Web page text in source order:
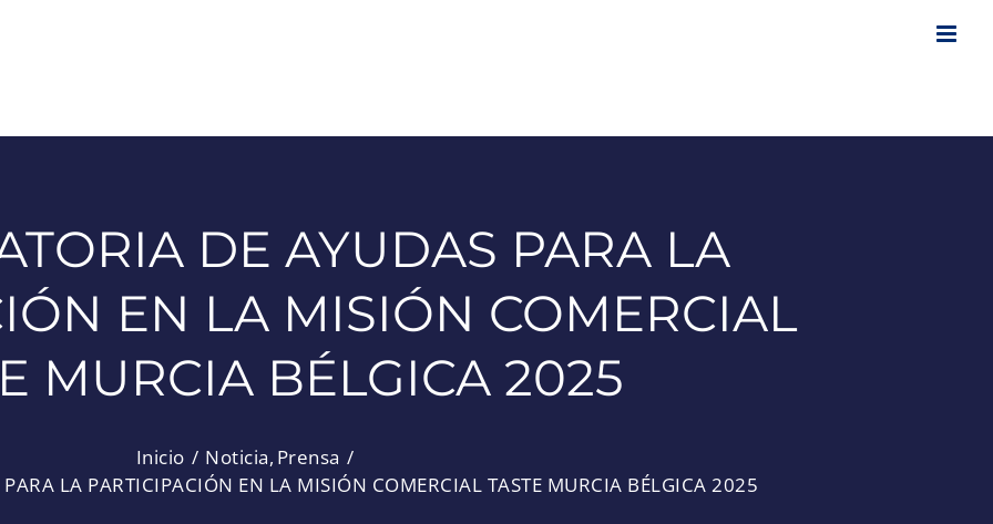
DE AYUDAS PARA LA
EN LA MISIÓN COMERCIAL
MURCIA BÉLGICA 2025
Inicio Noticia Prensa
LA PARTICIPACIÓN EN LA MISIÓN COMERCIAL TASTE MURCIA BÉLGICA 2025